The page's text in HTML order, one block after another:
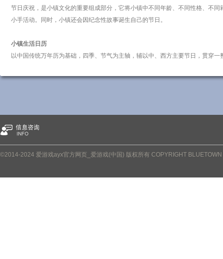
节日庆祝，是小镇文化的重要组成部分，它将小镇中不同年龄、不同性格、不
小手活动。同时，小镇还会因纪念性故事诞生自己的节日。
小镇生活日历
以中国传统万年历为基础，四季、节气为主轴，辅以中、西方主要节日，贯穿
©2014-2024 爱游戏ayx官方网页_爱游戏(中国) 版权所有 COPYRIGHT